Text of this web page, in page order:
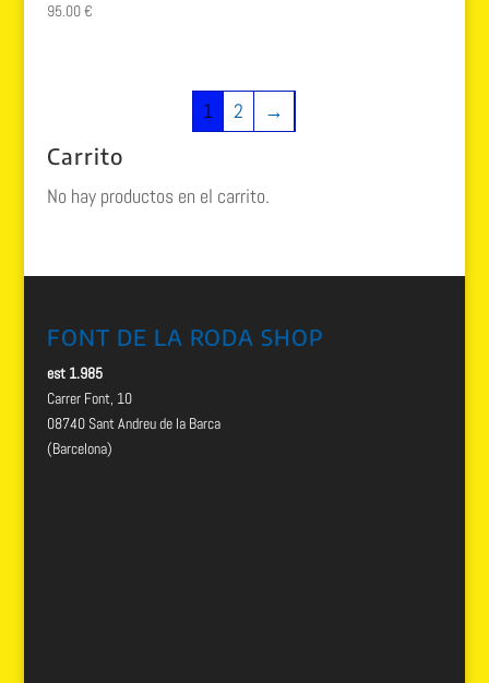
95.00€
1 2 →
Carrito
No hay productos en el carrito.
FONT DE LA RODA SHOP
est 1.985
Carrer Font, 10
08740 Sant Andreu de la Barca
(Barcelona)